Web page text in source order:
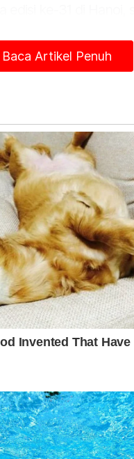
dan lebih
apabila mereka
bakal
dalam saingan
bagi mengiringi
slot dalam
terbaik pada
bagi atlet Khairol
beliau optimis skuad
keputusan
kesemua 14
Kemboja adalah
corak
dan
tangga
Baca Artikel Penuh